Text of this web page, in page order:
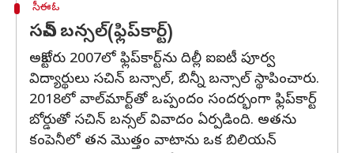
సీఈఓ
సచిన్ బన్సల్(ఫ్లిప్‌కార్ట్)
అక్టోబరు 2007లో ఫ్లిప్‌కార్ట్‌ను దిల్లీ ఐఐటీ పూర్వ
విద్యార్థులు సచిన్ బన్సాల్, బిన్నీ బన్సాల్ స్థాపించారు.
2018లో వాల్‌మార్ట్‌తో ఒప్పందం సందర్భంగా ఫ్లిప్‌కార్ట్
బోర్డుతో సచిన్ బన్సల్ వివాదం ఏర్పడింది. అతను
కంపెనీలో తన మొత్తం వాటాను ఒక బిలియన్